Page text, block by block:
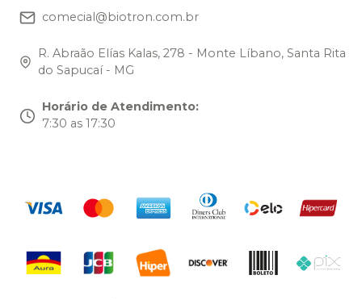
comecial@biotron.com.br
R. Abraão Elías Kalas, 278 - Monte Líbano, Santa Rita
do Sapucaí - MG
Horário de Atendimento:
7:30 as 17:30